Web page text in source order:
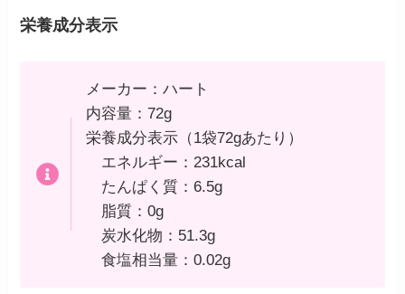
栄養成分表示
メーカー：ハート
内容量：72g
栄養成分表示（1袋72gあたり）
エネルギー：231kcal
たんぱく質：6.5g
脂質：0g
炭水化物：51.3g
食塩相当量：0.02g